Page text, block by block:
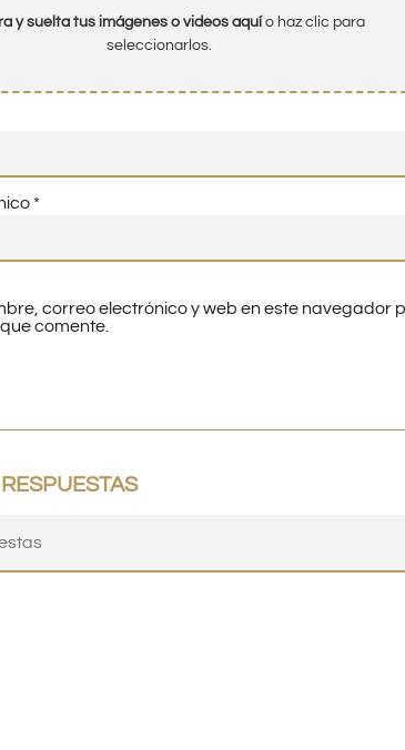
y suelta tus imágenes o videos aquío haz clic para
seleccionarlos.
*
correo electrónico y web en este navegador
comente.